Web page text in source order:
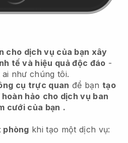
cho dịch vụ của bạn xây
tế và hiệu quả độc đáo -
như chúng tôi.
cụ trực quan để bạntạo
hảo cho dịch vụ ban
cưới của bạn .
phòng khi tạo một dịch vụ: